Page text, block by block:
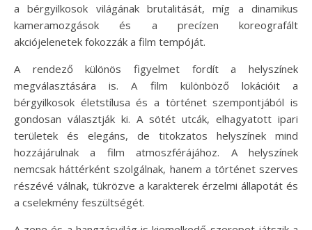
a bérgyilkosok világának brutalitását, míg a dinamikus
kameramozgások és a precízen koreografált
akciójelenetek fokozzák a film tempóját.
A rendező különös figyelmet fordít a helyszínek
megválasztására is. A film különböző lokációit a
bérgyilkosok életstílusa és a történet szempontjából is
gondosan választják ki. A sötét utcák, elhagyatott ipari
területek és elegáns, de titokzatos helyszínek mind
hozzájárulnak a film atmoszférájához. A helyszínek
nemcsak háttérként szolgálnak, hanem a történet szerves
részévé válnak, tükrözve a karakterek érzelmi állapotát és
a cselekmény feszültségét.